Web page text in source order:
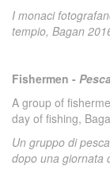
I monaci
tempio, Bagan
Fishermen -
A group of
day of fishing,
Un gruppo di
dopo una giornata